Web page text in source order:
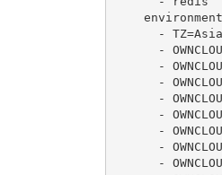
-
-
-
-
-
-
-
-
-